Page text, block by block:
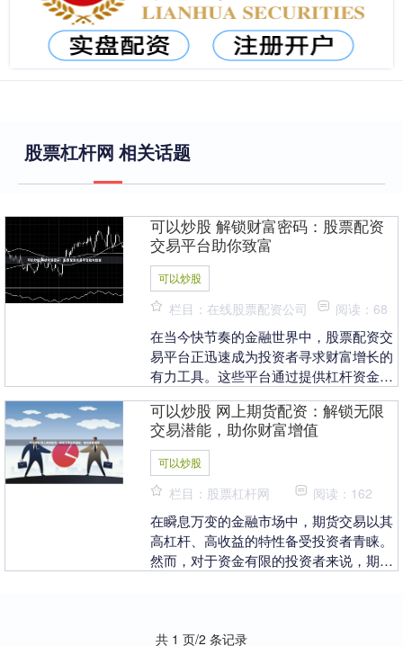
股票杠杆网 相关话题
可以炒股 解锁财富密码：股票配资
交易平台助你致富
可以炒股
栏目：在线股票配资公司 阅读：68
在当今快节奏的金融世界中，股票配资交
易平台正迅速成为投资者寻求财富增长的
有力工具。这些平台通过提供杠杆资金，
更高的潜在回报。....
可以炒股 网上期货配资：解锁无限
交易潜能，助你财富增值
可以炒股
栏目：股票杠杆网 阅读：162
在瞬息万变的金融市场中，期货交易以其
高杠杆、高收益的特性备受投资者青睐。
然而，对于资金有限的投资者来说，期货
共 1 页/2 条记录